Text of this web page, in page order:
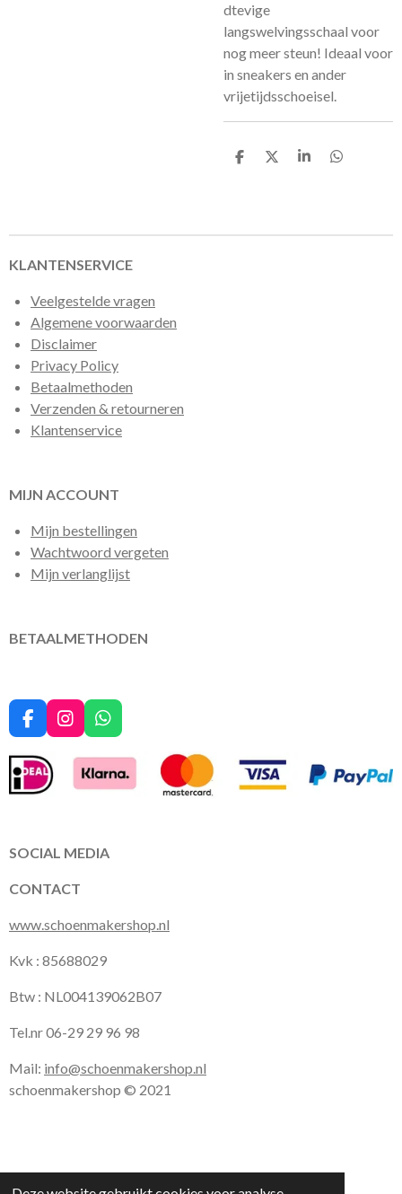
dtevige
langswelvingsschaal voor
nog meer steun! Ideaal voor
in sneakers en ander
vrijetijdsschoeisel.
D
D
S
D
KLANTENSERVICE
Veelgestelde vragen
Algemene voorwaarden
Disclaimer
Privacy Policy
Betaalmethoden
Verzenden & retourneren
Klantenservice
MIJN ACCOUNT
Mijn bestellingen
Wachtwoord vergeten
Mijn verlanglijst
BETAALMETHODEN
F
a
c
e
b
k
I
n
a
m
W
h
a
t
s
p
SOCIAL MEDIA
CONTACT
www.schoenmakershop.nl
Kvk : 85688029
Btw : NL004139062B07
Tel.nr 06-29 29 96 98
Mail: info@schoenmakershop.nl
schoenmakershop © 2021